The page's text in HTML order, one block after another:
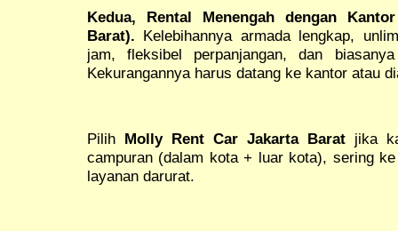
Kedua, Rental Menengah dengan
Barat). Kelebihannya armada lengkap,
jam, fleksibel perpanjangan, dan
Kekurangannya harus datang ke kantor atau
Pilih Molly Rent Car Jakarta Barat jika
campuran (dalam kota + luar kota), sering
layanan darurat.